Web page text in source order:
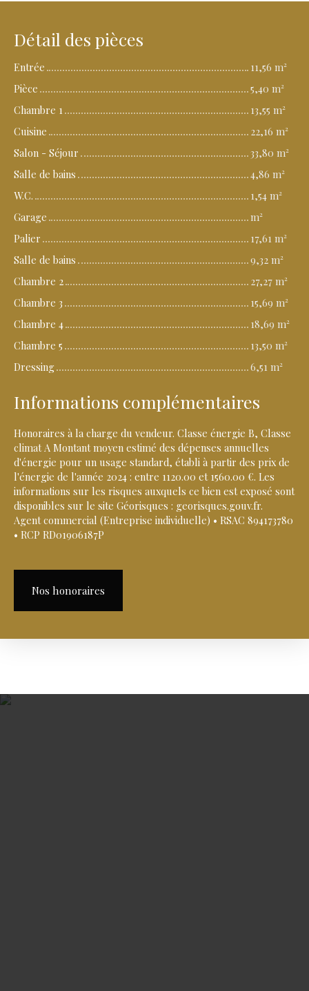
Détail des pièces
Entrée
11,56 m²
Pièce
5,40 m²
Chambre 1
13,55 m²
Cuisine
22,16 m²
Salon - Séjour
33,80 m²
Salle de bains
4,86 m²
W.C.
1,54 m²
Garage
m²
Palier
17,61 m²
Salle de bains
9,32 m²
Chambre 2
27,27 m²
Chambre 3
15,69 m²
Chambre 4
18,69 m²
Chambre 5
13,50 m²
Dressing
6,51 m²
Informations complémentaires
Honoraires à la charge du vendeur. Classe énergie B, Classe
climat A Montant moyen estimé des dépenses annuelles
d'énergie pour un usage standard, établi à partir des prix de
l'énergie de l'année 2024 : entre 1120.00 et 1560.00 €. Les
informations sur les risques auxquels ce bien est exposé sont
disponibles sur le site Géorisques : georisques.gouv.fr.
Agent commercial (Entreprise individuelle) • RSAC 894173780
• RCP RD01906187P
Nos honoraires